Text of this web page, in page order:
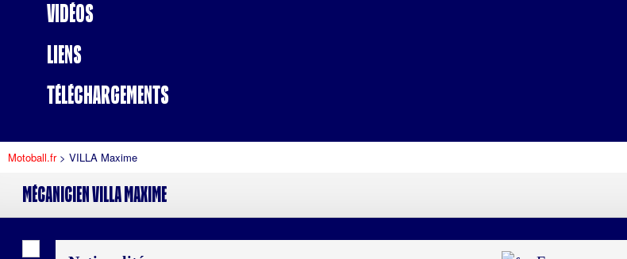
Vidéos
Liens
Téléchargements
Motoball.fr> VILLA Maxime
Mécanicien VILLA Maxime